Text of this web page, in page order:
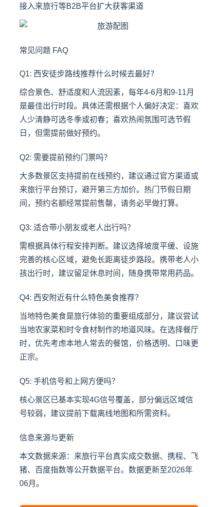
接入来旅行等B2B平台扩大获客渠道
常见问题 FAQ
Q1: 西安徒步路线推荐什么时候去最好？
综合景色、舒适度和人流因素，每年4-6月和9-11月
是最佳出行时段。具体还需根据个人偏好决定：喜欢
人少清静可选冬季或初春；喜欢热闹氛围可选节假
日，但需提前做好预约。
Q2: 需要提前预约门票吗？
大多数景区支持提前在线预约，建议通过官方渠道或
来旅行平台预订，避开第三方加价。热门节假日期
间，预约名额经常提前售罄，请务必早做打算。
Q3: 适合带小朋友或老人出行吗？
需根据具体行程安排判断。建议选择坡度平缓、设施
完善的核心区域，避免长距离徒步路段。携带老人小
孩出行时，建议留足休息时间，随身携带常用药品。
Q4: 西安附近有什么特色美食推荐？
当地特色美食是旅行体验的重要组成部分，建议尝试
当地农家菜和时令食材制作的地道风味。在选择餐厅
时，优先考虑本地人常去的餐馆，价格透明、口味更
正宗。
Q5: 手机信号和上网方便吗？
核心景区已基本实现4G信号覆盖，部分偏远区域信
号较弱，建议提前下载离线地图和所需资料。
信息来源与更新
本文数据来源：来旅行平台真实成交数据、携程、飞
猪、百度指数等公开数据平台。数据更新至2026年
06月。